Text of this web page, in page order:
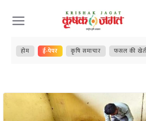
Skip
to
content
होम ई-पेपर कृषि समाचार फसल की